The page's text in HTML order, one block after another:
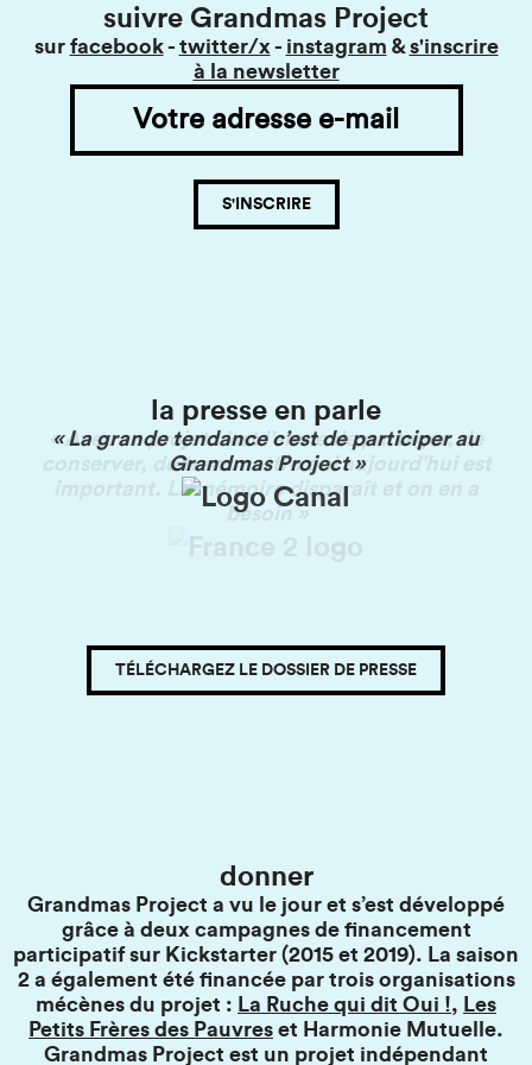
examined Fancy, she realized something stuck in her throat.
She decided to operate on Fancy because getting daily
eggs were essential for her family. She cut Fancy's throat
with a sharp knife, removed the little twig, and sewed it
with a sterilized needle. Miraculously, Fancy survived."
suivre Grandmas Project
sur facebook- twitter/x - instagram & s'inscrire
à la newsletter
la presse en parle
« La grande tendance c’est de participer au
Grandmas Project »
Slide 3 of 6.TÉLÉCHARGEZ LE DOSSIER DE PRESSE
donner
Grandmas Project a vu le jour et s’est développé
grâce à deux campagnes de financement
participatif sur Kickstarter (2015 et 2019). La saison
2 a également été financée par trois organisations
mécènes du projet : La Ruche qui dit Oui !, Les
Petits Frères des Pauvres et Harmonie Mutuelle.
Grandmas Project est un projet indépendant